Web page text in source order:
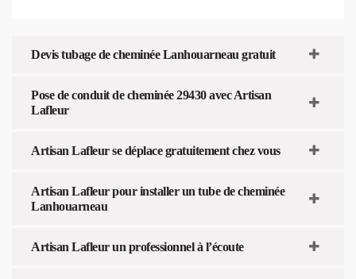
Devis tubage de cheminée Lanhouarneau gratuit
Pose de conduit de cheminée 29430 avec Artisan
Lafleur
Artisan Lafleur se déplace gratuitement chez vous
Artisan Lafleur pour installer un tube de cheminée
Lanhouarneau
Artisan Lafleur un professionnel à l’écoute